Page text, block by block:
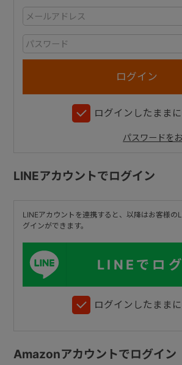
ログインしたまま
パスワードを
LINEアカウントでログイン
LINEアカウントを連携すると、以降はお客様の
グインができます。
LINEでロ
ログインしたまま
Amazonアカウントでログイン